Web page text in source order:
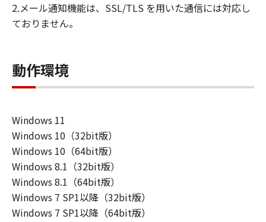
べての責任を負っていただくものとしま
す。 (2) お客様は、再使用許諾、譲渡、頒
「本ソフトウエア」を使用もしくは利用さ
せることはできません。
(3) お客様は、「本ソフトウエア」の全部
ジニアリング、逆コンパイルまたは逆アセ
ンブル等することはできません。また第三
者にこのような行為をさせてはなりませ
ん。
(4) 本契約に明示的に定める場合を除き、
キヤノンは「本ソフトウエア」に関する知
的財産権のいかなる権利もお客様に付与す
2.メール通知機能は、SSL/TLS を用いた通信には対応し
ておりません。
動作環境
Windows 11
Windows 10（32bit版）
Windows 10（64bit版）
Windows 8.1（32bit版）
Windows 8.1（64bit版）
Windows 7 SP1以降（32bit版）
Windows 7 SP1以降（64bit版）